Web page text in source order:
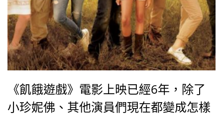
《飢餓遊戲》電影上映已經6年，除了
小珍妮佛、其他演員們現在都變成怎樣